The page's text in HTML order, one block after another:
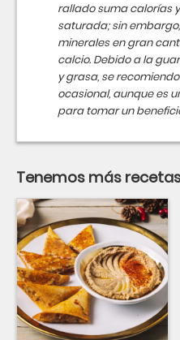
rallado suma calorías
saturada; sin
minerales en gran
calcio. Debido a la
y grasa, se
ocasional, aunque es
para tomar un
Tenemos más